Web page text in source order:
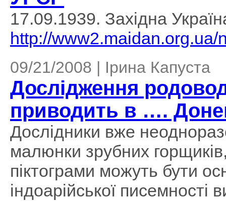
17.09.1939. Західна
http://www2.maidan.org.ua/
09/21/2008 | Ірина Капуста
Дослідження
приводить в ….
Дослідники вже
малюнки зрубних
піктограми можуть бути
індоарійської